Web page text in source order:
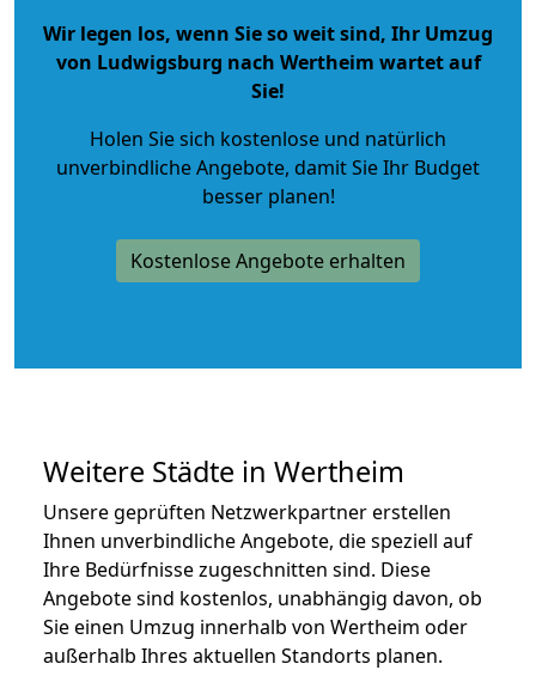
Wir legen los, wenn Sie so weit sind, Ihr Umzug
von Ludwigsburg nach Wertheim wartet auf
Sie!
Holen Sie sich kostenlose und natürlich
unverbindliche Angebote, damit Sie Ihr Budget
besser planen!
Kostenlose Angebote erhalten
Weitere Städte in Wertheim
Unsere geprüften Netzwerkpartner erstellen
Ihnen unverbindliche Angebote, die speziell auf
Ihre Bedürfnisse zugeschnitten sind. Diese
Angebote sind kostenlos, unabhängig davon, ob
Sie einen Umzug innerhalb von Wertheim oder
außerhalb Ihres aktuellen Standorts planen.